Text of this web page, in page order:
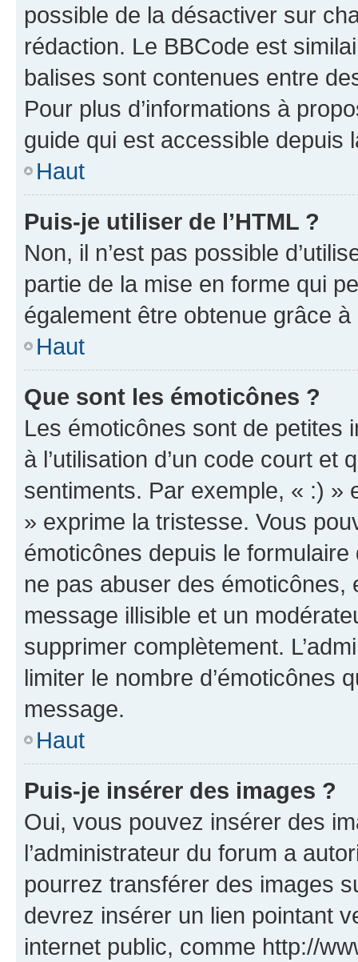
possible de la désactiver sur
rédaction. Le BBCode est
balises sont contenues entre
Pour plus d’informations à
guide qui est accessible depuis
Haut
Puis-je utiliser de l’HTML ?
Non, il n’est pas possible
partie de la mise en forme qui
également être obtenue grâce à
Haut
Que sont les émoticônes ?
Les émoticônes sont de petites
à l’utilisation d’un code court et
sentiments. Par exemple, « :) »
» exprime la tristesse. Vous
émoticônes depuis le
ne pas abuser des
message illisible et un
supprimer complètement.
limiter le nombre d’émoticônes
message.
Haut
Puis-je insérer des images ?
Oui, vous pouvez insérer des
l’administrateur du forum a
pourrez transférer des images
devrez insérer un lien pointant
internet public, comme http://